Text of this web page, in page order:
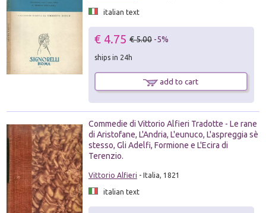
italian text
€ 4.75 € 5.00 -5%
ships in 24h
add to cart
Commedie di Vittorio Alfieri Tradotte - Le rane
di Aristofane, L'Andria, L'eunuco, L'aspreggia sè
stesso, Gli Adelfi, Formione e L'Ecira di
Terenzio.
Vittorio Alfieri - Italia, 1821
italian text